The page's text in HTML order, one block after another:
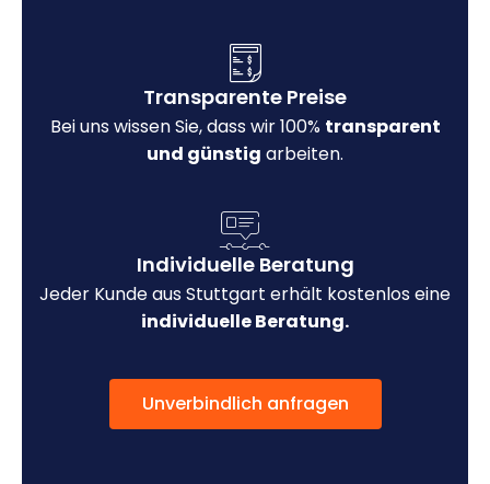
Transparente Preise
Bei uns wissen Sie, dass wir 100% transparent
und günstig arbeiten.
Individuelle Beratung
Jeder Kunde aus Stuttgart erhält kostenlos eine
individuelle Beratung.
Unverbindlich anfragen